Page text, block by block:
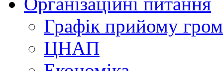
Графік прийому
ЦНАП